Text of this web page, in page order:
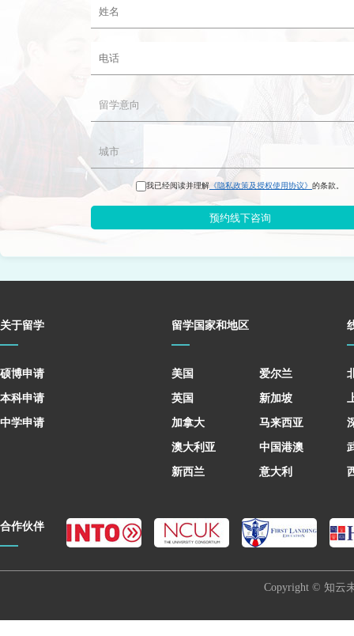
我已经阅读并理解 《隐私政策及授权使用协议》 的条款。
预约线下咨询
关于留学
硕博申请
本科申请
中学申请
留学国家和地区
美国
英国
加拿大
澳大利亚
新西兰
爱尔兰
新加坡
马来西亚
中国港澳
意大利
合作伙伴
Copyright © 知云